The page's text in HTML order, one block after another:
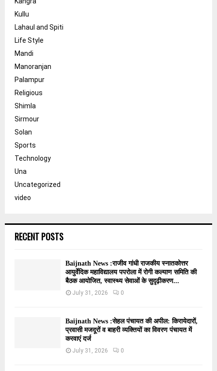
Kullu
Lahaul and Spiti
Life Style
Mandi
Manoranjan
Palampur
Religious
Shimla
Sirmour
Solan
Sports
Technology
Una
Uncategorized
video
RECENT POSTS
Baijnath News :राजीव गांधी राजकीय स्नातकोत्तर
आयुर्वेदिक महाविद्यालय पपरोला में रोगी कल्याण समिति की
बैठक आयोजित, स्वास्थ्य सेवाओं के सुदृढ़ीकरण...
July 31, 2026 0
Baijnath News :सेहल पंचायत की अपील: किरायेदारों,
प्रवासी मजदूरों व बाहरी व्यक्तियों का विवरण पंचायत में
करवाएं दर्ज
July 31, 2026 0